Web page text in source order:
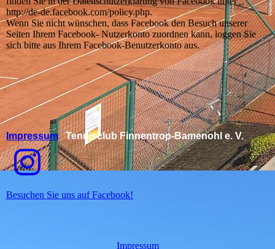
http://de-de.facebook.com/policy.php.
Wenn Sie nicht wünschen, dass Facebook den Besuch unserer
Seiten Ihrem Facebook- Nutzerkonto zuordnen kann, loggen Sie
sich bitte aus Ihrem Facebook-Benutzerkonto aus.
Impressum Tennisclub Finnentrop-Bamenohl e. V.
Besuchen Sie uns auf Facebook!
Impressum